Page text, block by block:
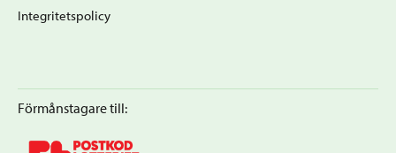
Förmånstagare till:
Integritetspolicy